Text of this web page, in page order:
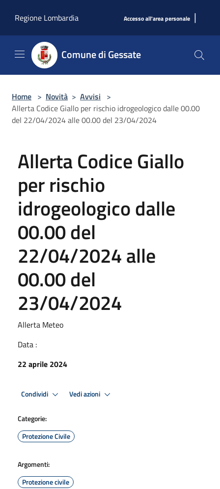
Regione Lombardia
Accesso all'area personale |
Comune di Gessate
Home > Novità > Avvisi >
Allerta Codice Giallo per rischio idrogeologico dalle 00.00
del 22/04/2024 alle 00.00 del 23/04/2024
Allerta Codice Giallo
per rischio
idrogeologico dalle
00.00 del
22/04/2024 alle
00.00 del
23/04/2024
Allerta Meteo
Data :
22 aprile 2024
Condividi Vedi azioni
Categorie:
Protezione Civile
Argomenti:
Protezione civile